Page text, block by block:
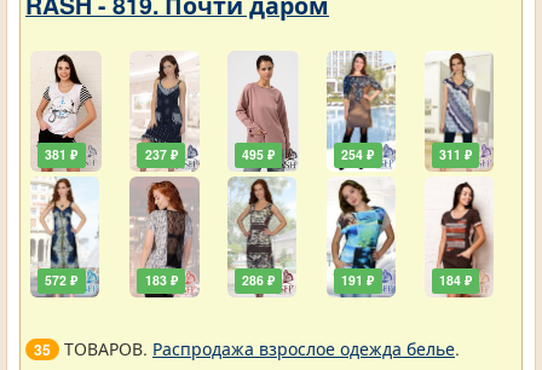
381 ₽
572 ₽
237 ₽
183 ₽
495 ₽
286 ₽
254 ₽
191 ₽
311 ₽
184 ₽
35 ТОВАРОВ. Распродажа взрослое одежда белье.